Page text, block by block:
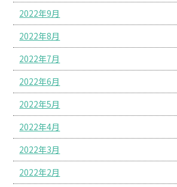
2022年9月
2022年8月
2022年7月
2022年6月
2022年5月
2022年4月
2022年3月
2022年2月